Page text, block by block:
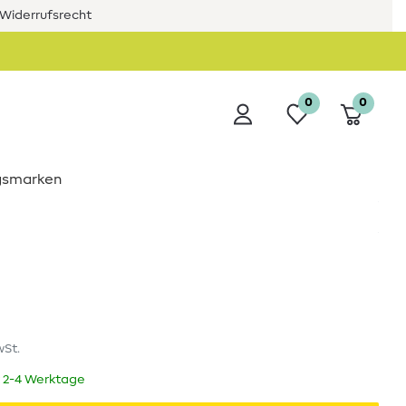
0 0
4 Werktage